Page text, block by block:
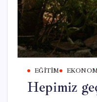
EĞITIM
Hepimiz